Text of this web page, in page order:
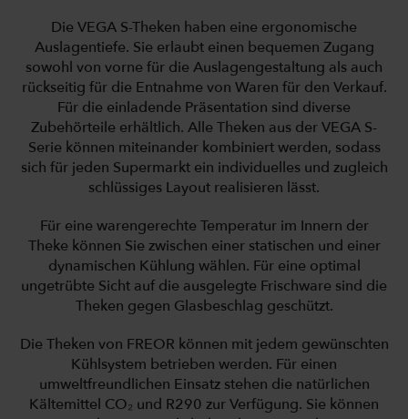
Die VEGA S-Theken haben eine ergonomische
Auslagentiefe. Sie erlaubt einen bequemen Zugang
sowohl von vorne für die Auslagengestaltung als auch
rückseitig für die Entnahme von Waren für den Verkauf.
Für die einladende Präsentation sind diverse
Zubehörteile erhältlich. Alle Theken aus der VEGA S-
Serie können miteinander kombiniert werden, sodass
sich für jeden Supermarkt ein individuelles und zugleich
schlüssiges Layout realisieren lässt.
Für eine warengerechte Temperatur im Innern der
Theke können Sie zwischen einer statischen und einer
dynamischen Kühlung wählen. Für eine optimal
ungetrübte Sicht auf die ausgelegte Frischware sind die
Theken gegen Glasbeschlag geschützt.
Die Theken von FREOR können mit jedem gewünschten
Kühlsystem betrieben werden. Für einen
umweltfreundlichen Einsatz stehen die natürlichen
Kältemittel CO₂ und R290 zur Verfügung. Sie können